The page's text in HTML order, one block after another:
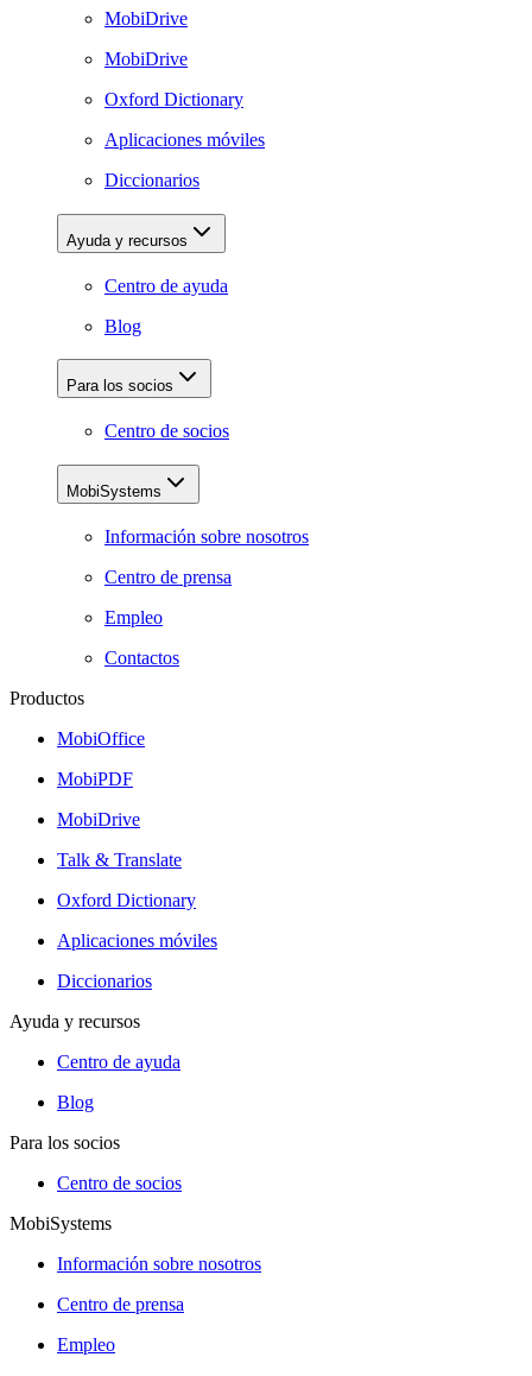
MobiDrive
MobiDrive
Oxford Dictionary
Aplicaciones móviles
Diccionarios
Ayuda y recursos
Centro de ayuda
Blog
Para los socios
Centro de socios
MobiSystems
Información sobre nosotros
Centro de prensa
Empleo
Contactos
Productos
MobiOffice
MobiPDF
MobiDrive
Talk & Translate
Oxford Dictionary
Aplicaciones móviles
Diccionarios
Ayuda y recursos
Centro de ayuda
Blog
Para los socios
Centro de socios
MobiSystems
Información sobre nosotros
Centro de prensa
Empleo